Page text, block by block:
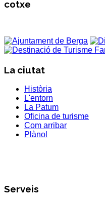
cotxe
La ciutat
Història
L'entorn
La Patum
Oficina de turisme
Com arribar
Plànol
Serveis